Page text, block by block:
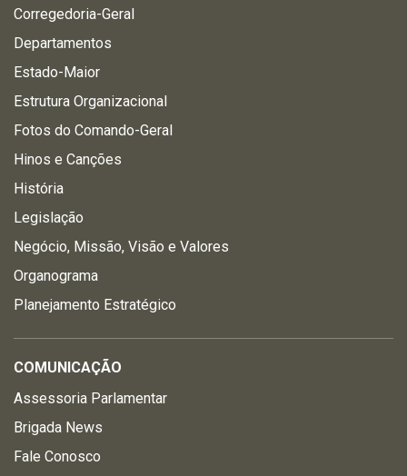
Corregedoria-Geral
Departamentos
Estado-Maior
Estrutura Organizacional
Fotos do Comando-Geral
Hinos e Canções
História
Legislação
Negócio, Missão, Visão e Valores
Organograma
Planejamento Estratégico
COMUNICAÇÃO
Assessoria Parlamentar
Brigada News
Fale Conosco